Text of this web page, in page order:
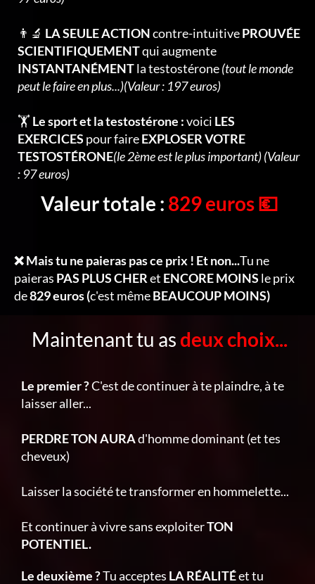
👨‍🔬 LA SEULE ACTIONcontre-intuitivePROUVÉE
SCIENTIFIQUEMENTqui augmente
INSTANTANÉMENTla testostérone(tout le monde
peut le faire en plus...)(Valeur : 197 euros)
🏋️ Le sport et la testostérone :voici LES
EXERCICES pour faireEXPLOSER VOTRE
TESTOSTÉRONE(le 2ème est le plus important) (Valeur
: 97 euros)
Valeur totale : 829 euros 💶
❌ Mais tu ne paieras pas ce prix ! Et non...Tu ne
paieras PAS PLUS CHERet ENCORE MOINS le prix
de829 euros (c'est mêmeBEAUCOUP MOINS)
Maintenant tu asdeux choix...
Le premier ?C'est de continuer à te plaindre, à te
laisser aller...
PERDRE TON AURAd'homme dominant (et tes
cheveux)
Laisser la société te transformer en hommelette...
Et continuer à vivre sans exploiterTON
POTENTIEL.
Le deuxième ?Tu acceptes LA RÉALITÉet tu